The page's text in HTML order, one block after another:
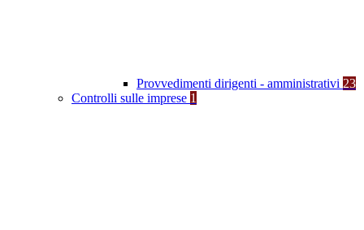
Provvedimenti dirigenti - amministrativi 23
Controlli sulle imprese 1